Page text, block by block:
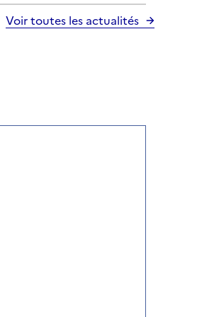
Voir toutes les actualités